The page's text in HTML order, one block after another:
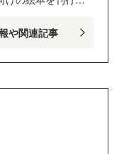
、おもしろくて役
や関連記事